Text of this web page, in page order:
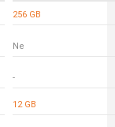
256 GB
Ne
-
12 GB